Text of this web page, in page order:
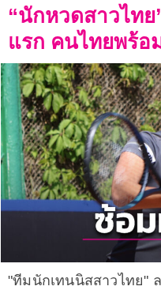
“นักหวดสาวไท
แรก คนไทยพร้อ
"ทีมนักเทนนิสสาวไทย"